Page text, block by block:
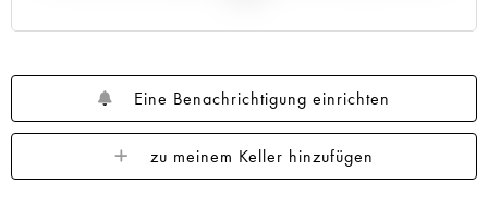
Eine Benachrichtigung einrichten
zu meinem Keller hinzufügen